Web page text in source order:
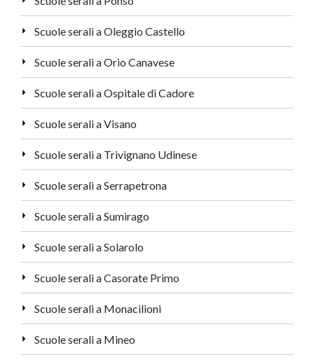
Scuole serali a Oleggio Castello
Scuole serali a Orio Canavese
Scuole serali a Ospitale di Cadore
Scuole serali a Visano
Scuole serali a Trivignano Udinese
Scuole serali a Serrapetrona
Scuole serali a Sumirago
Scuole serali a Solarolo
Scuole serali a Casorate Primo
Scuole serali a Monacilioni
Scuole serali a Mineo